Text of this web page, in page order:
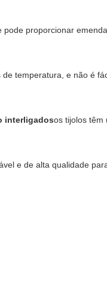
pode proporcionar
temperatura, e não é
interligadosos tijolos têm
e de alta qualidade